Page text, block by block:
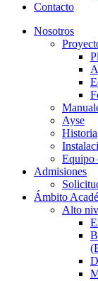
Contacto
Nosotros
Ayse
Historia
Equipo
Admisiones
Ámbito
Alto